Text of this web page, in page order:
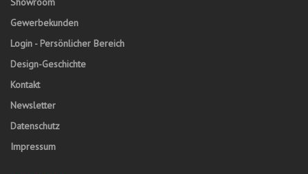
Gewerbekunden
Login - Persönlicher Bereich
Design-Geschichte
Kontakt
Newsletter
Datenschutz
Impressum